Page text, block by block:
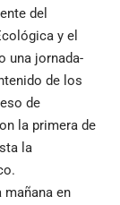
del
y el
una jornada-
de los
de
la primera de
la
mañana en